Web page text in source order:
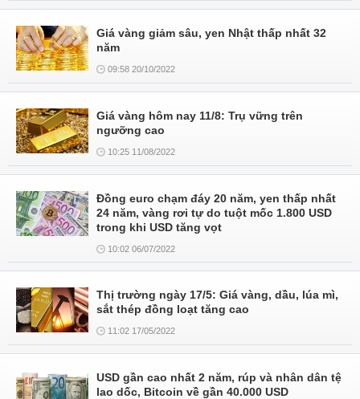
Giá vàng giảm sâu, yen Nhật thấp nhất 32
năm
09:58 20/10/2022
Giá vàng hôm nay 11/8: Trụ vững trên
ngưỡng cao
10:25 11/08/2022
Đồng euro chạm đáy 20 năm, yen thấp nhất
24 năm, vàng rơi tự do tuột mốc 1.800 USD
trong khi USD tăng vọt
10:02 06/07/2022
Thị trường ngày 17/5: Giá vàng, dầu, lúa mì,
sắt thép đồng loạt tăng cao
11:02 17/05/2022
USD gần cao nhất 2 năm, rúp và nhân dân tệ
lao dốc, Bitcoin về gần 40.000 USD